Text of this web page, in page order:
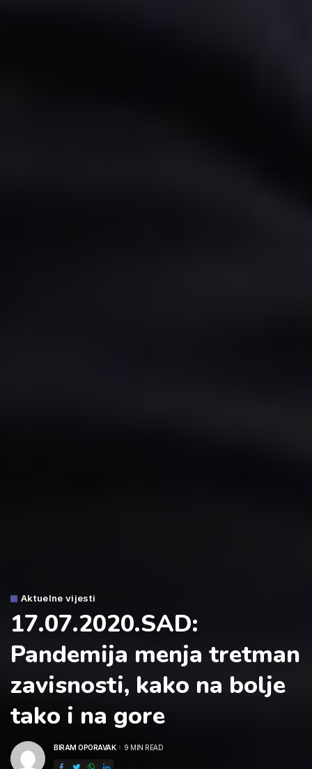
Aktuelne vijesti
17.07.2020.SAD:
Pandemija menja tretman
zavisnosti, kako na bolje
tako i na gore
POSTED
BIRAM OPORAVAK 9 MIN READ